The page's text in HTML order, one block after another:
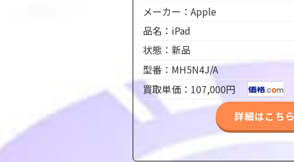
メーカー：Apple
品名：iPad
状態：新品
型番：MH5N4J/A
買取単価：107,000円
詳細はこちら